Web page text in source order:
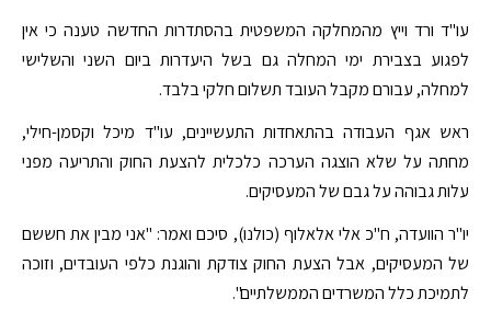
עו"ד ורד וייץ מהמחלקה המשפטית בהסתדרות החדשה טענה כי אין
לפגוע בצבירת ימי המחלה גם בשל היעדרות ביום השני והשלישי
למחלה, עבורם מקבל העובד תשלום חלקי בלבד.
ראש אגף העבודה בהתאחדות התעשיינים, עו"ד מיכל וקסמן-חילי,
מחתה על שלא הוצגה הערכה כלכלית להצעת החוק והתריעה מפני
עלות גבוהה על גבם של המעסיקים.
יו"ר הוועדה, ח"כ אלי אלאלוף (כולנו), סיכם ואמר: "אני מבין את חששם
של המעסיקים, אבל הצעת החוק צודקת והוגנת כלפי העובדים, וזוכה
לתמיכת כלל המשרדים הממשלתיים".